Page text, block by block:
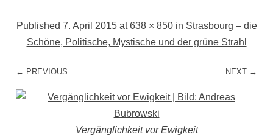
Published 7. April 2015at638 × 850in Strasbourg – die
Schöne, Politische, Mystische und der grüne Strahl
← PREVIOUS NEXT →
Vergänglichkeit vor Ewigkeit